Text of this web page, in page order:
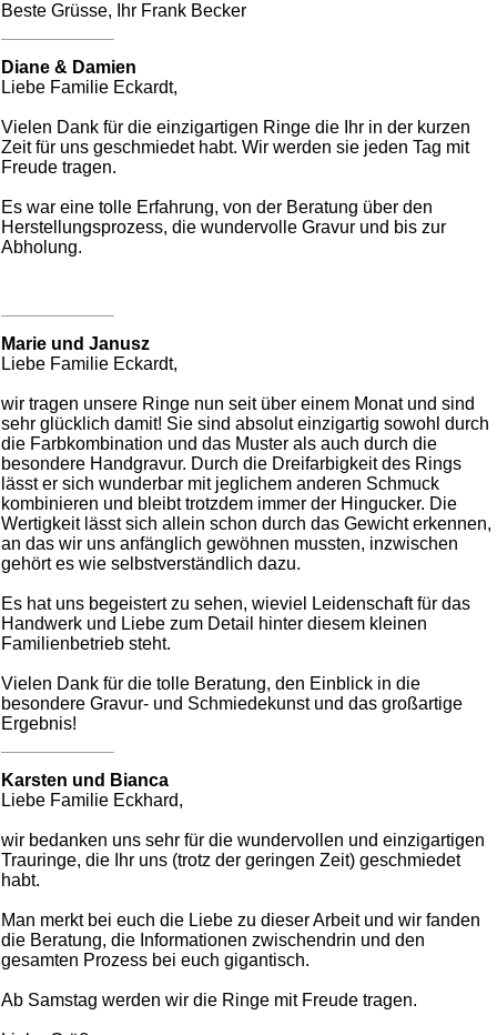
Beste Grüsse, Ihr Frank Becker
Diane & Damien
Liebe Familie Eckardt,
Vielen Dank für die einzigartigen Ringe die Ihr in der kurzen
Zeit für uns geschmiedet habt. Wir werden sie jeden Tag mit
Freude tragen.
Es war eine tolle Erfahrung, von der Beratung über den
Herstellungsprozess, die wundervolle Gravur und bis zur
Abholung.
Marie und Janusz
Liebe Familie Eckardt,
wir tragen unsere Ringe nun seit über einem Monat und sind
sehr glücklich damit! Sie sind absolut einzigartig sowohl durch
die Farbkombination und das Muster als auch durch die
besondere Handgravur. Durch die Dreifarbigkeit des Rings
lässt er sich wunderbar mit jeglichem anderen Schmuck
kombinieren und bleibt trotzdem immer der Hingucker. Die
Wertigkeit lässt sich allein schon durch das Gewicht erkennen,
an das wir uns anfänglich gewöhnen mussten, inzwischen
gehört es wie selbstverständlich dazu.
Es hat uns begeistert zu sehen, wieviel Leidenschaft für das
Handwerk und Liebe zum Detail hinter diesem kleinen
Familienbetrieb steht.
Vielen Dank für die tolle Beratung, den Einblick in die
besondere Gravur- und Schmiedekunst und das großartige
Ergebnis!
Karsten und Bianca
Liebe Familie Eckhard,
wir bedanken uns sehr für die wundervollen und einzigartigen
Trauringe, die Ihr uns (trotz der geringen Zeit) geschmiedet
habt.
Man merkt bei euch die Liebe zu dieser Arbeit und wir fanden
die Beratung, die Informationen zwischendrin und den
gesamten Prozess bei euch gigantisch.
Ab Samstag werden wir die Ringe mit Freude tragen.